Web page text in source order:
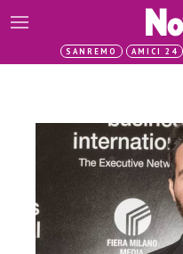
SANREMO AMICI 24